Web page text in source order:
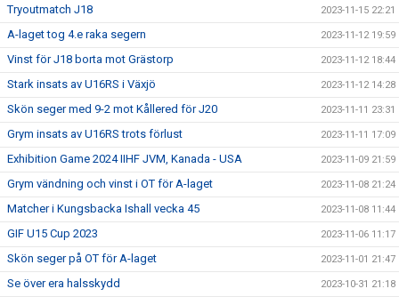
Tryoutmatch J18 2023-11-15 22:21
A-laget tog 4.e raka segern 2023-11-12 19:59
Vinst för J18 borta mot Grästorp 2023-11-12 18:44
Stark insats av U16RS i Växjö 2023-11-12 14:28
Skön seger med 9-2 mot Kållered för J20 2023-11-11 23:31
Grym insats av U16RS trots förlust 2023-11-11 17:09
Exhibition Game 2024 IIHF JVM, Kanada - USA 2023-11-09 21:59
Grym vändning och vinst i OT för A-laget 2023-11-08 21:24
Matcher i Kungsbacka Ishall vecka 45 2023-11-08 11:44
GIF U15 Cup 2023 2023-11-06 11:17
Skön seger på OT för A-laget 2023-11-01 21:47
Se över era halsskydd 2023-10-31 21:18